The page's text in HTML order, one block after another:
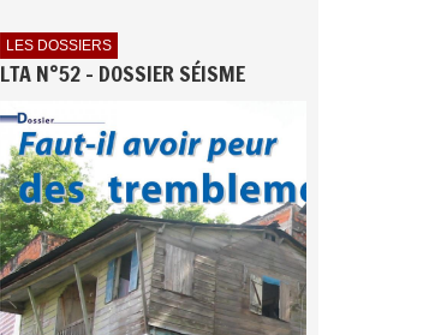
LES DOSSIERS
LTA N°52 - DOSSIER SÉISME